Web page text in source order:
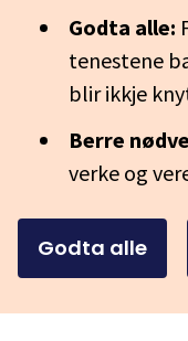
Godta alle:
tenestene
blir ikkje
Berre
verke og
Godta alle